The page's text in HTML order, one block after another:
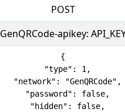
POST
GenQRCode-apikey:
{
  "type": 1,
  "network": "GenQRCode",
  "password": false,
  "hidden": false,